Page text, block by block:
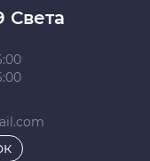
Света